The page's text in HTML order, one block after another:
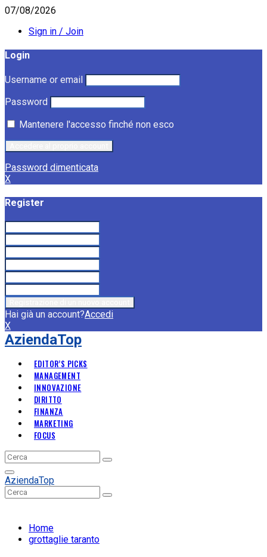
07/08/2026
Sign in / Join
Login
Username or email
Password
Mantenere l'accesso finché non esco
Password dimenticata
X
Register
Hai già un account?Accedi
X
AziendaTop
EDITOR’S PICKS
MANAGEMENT
INNOVAZIONE
DIRITTO
FINANZA
MARKETING
FOCUS
Search
for:
Search
Primary
Menu
AziendaTop
Search
for:
Search
Home
grottaglie taranto